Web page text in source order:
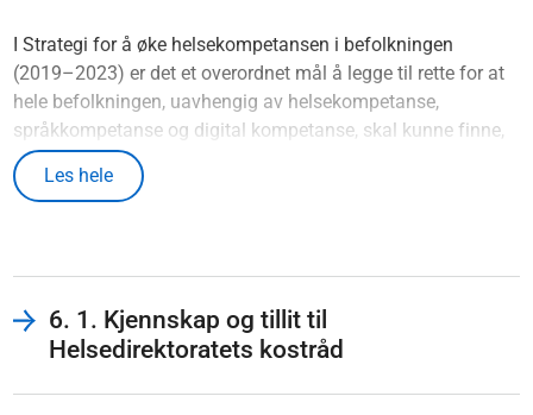
I Strategi for å øke helsekompetansen i befolkningen
(2019–2023) er det et overordnet mål å legge til rette for at
hele befolkningen, uavhengig av helsekompetanse,
språkkompetanse og digital kompetanse, skal kunne finne,
forstå og ta i bruk helseinformasjon.
Årlige undersøkelser gjennomført på oppdrag fra
arbeidet med informasjonsformidling, kampanjer, og hvor
Les hele
6. 1. Kjennskap og tillit til
Helsedirektoratets kostråd